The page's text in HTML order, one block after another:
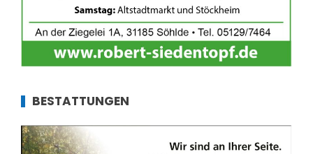
BESTATTUNGEN